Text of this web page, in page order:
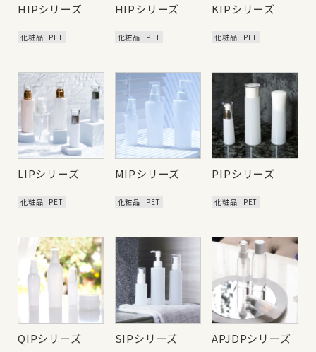
HIPシリーズ
化粧品 PET
HIPシリーズ
化粧品 PET
KIPシリーズ
化粧品 PET
LIPシリーズ
化粧品 PET
MIPシリーズ
化粧品 PET
PIPシリーズ
化粧品 PET
QIPシリーズ SIPシリーズ APJDPシリーズ